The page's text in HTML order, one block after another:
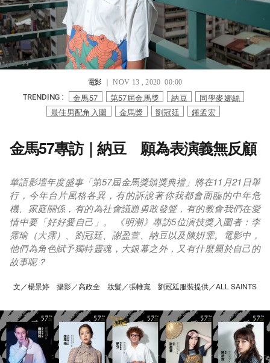
電影｜ NOV 13 , 2020 00:00
TRENDING : 金馬57 第57屆金馬獎 納豆
同學麥娜絲
最佳男配角入圍
金馬獎 劉冠廷 鍾孟宏
金馬57專訪｜納豆 願為表演義無反顧
華語影壇年度盛事「第57屆金馬獎頒獎典禮」將在11月21日舉
行，今年台片風格各異，有的訴說著你我都會面臨的中年危
機、家庭關係，有的為社會議題勇敢發聲，有的教會我們在愛
情中要「好好愛自己」。 《明潮》專訪5位演技獎入圍者：李
霈瑜（大霈）、劉冠廷、謝盈萱、納豆以及陳姸霏。電影中，
他們為角色賦予獨特靈魂，大銀幕之外，又有什麼屬於自己的
故事呢？
文／楊景婷 攝影／高政全 妝髮／張帷寬 劉冠廷服裝提供／ALL SAINTS